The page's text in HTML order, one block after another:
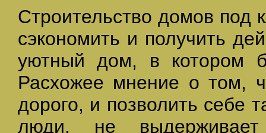
Строительство домов под
сэкономить и получить
уютный дом, в котором
Расхожее мнение о том,
дорого, и позволить себе
люди, не